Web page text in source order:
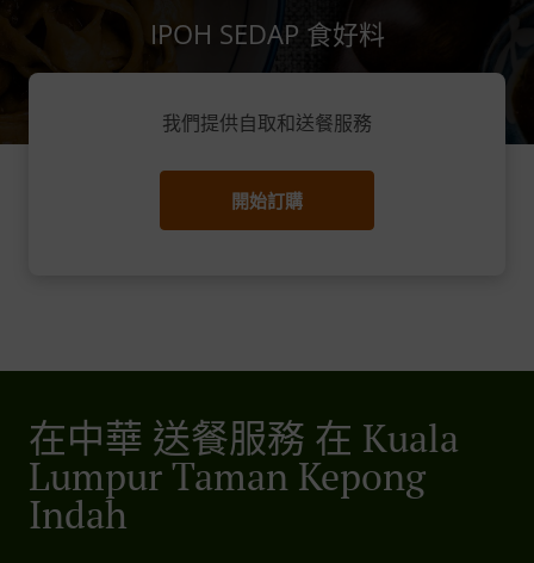
IPOH SEDAP 食好料
我們提供自取和送餐服務
開始訂購
在中華 送餐服務 在 Kuala
Lumpur Taman Kepong
Indah